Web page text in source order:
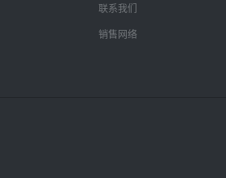
联系我们
销售网络